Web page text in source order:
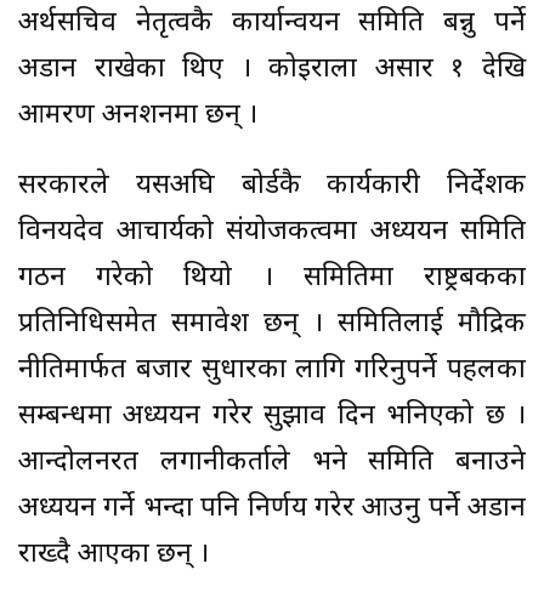
अर्थसचिव नेतृत्वकै कार्यान्वयन समिति बन्नु पर्ने
अडान राखेका थिए । कोइराला असार १ देखि
आमरण अनशनमा छन् ।
सरकारले यसअघि बोर्डकै कार्यकारी निर्देशक
विनयदेव आचार्यको संयोजकत्वमा अध्ययन समिति
गठन गरेको थियो । समितिमा राष्ट्रबैंकका
प्रतिनिधिसमेत समावेश छन् । समितिलाई मौद्रिक
नीतिमार्फत बजार सुधारका लागि गरिनुपर्ने पहलका
सम्बन्धमा अध्ययन गरेर सुझाव दिन भनिएको छ ।
आन्दोलनरत लगानीकर्ताले भने समिति बनाउने
अध्ययन गर्ने भन्दा पनि निर्णय गरेर आउनु पर्ने अडान
राख्दै आएका छन् ।